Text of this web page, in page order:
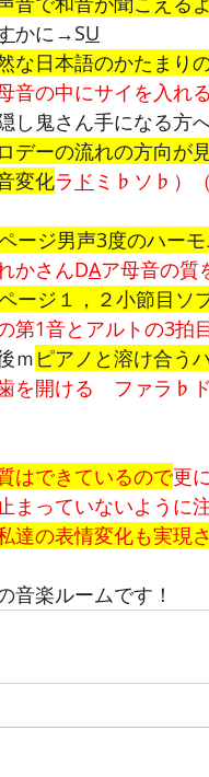
かに→SU
な日本語のかたまり
音の中にサイを入れ
なる方へ（現状
デーの流れの方向が
変化ラ ド ミ♭ソ♭）
ージ男声3度のハー
かさんDAア母音の質
ージ１，２小節目ソ
第1音とアルトの3
ｍ ピアノと溶け合う
る　ファラ♭ドの
はできているので更
まっていないように
達の表情変化も実現
音楽ルームです！